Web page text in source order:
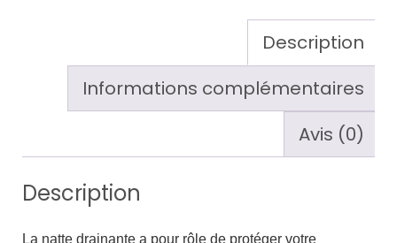
Description
Informations complémentaires
Avis (0)
Description
La natte drainante a pour rôle de protéger votre